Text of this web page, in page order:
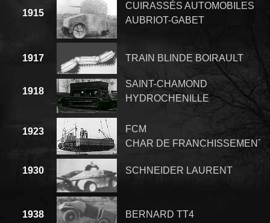
1915
CUIRASSÉS AUTOMOBILES
AUBRIOT-GABET
1917 TRAIN BLINDE BOIRAULT
1918
SAINT-CHAMOND
HYDROCHENILLE
1923
FCM
CHAR DE FRANCHISSEMENT
1930 SCHNEIDER LAURENT
1938 BERNARD TT4